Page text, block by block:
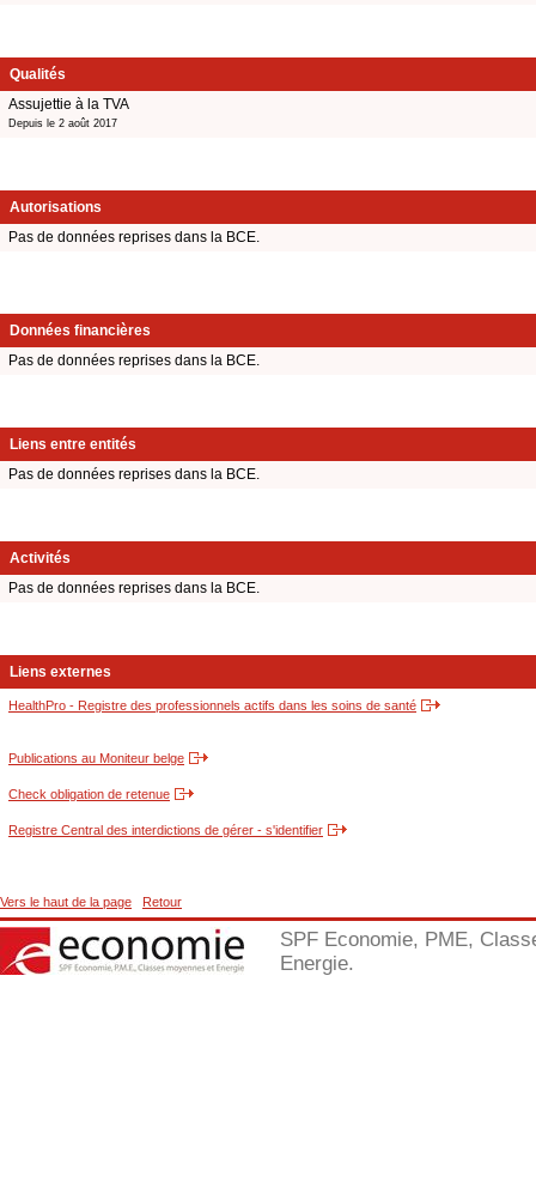
Qualités
Assujettie à la TVA
Depuis le 2 août 2017
Autorisations
Pas de données reprises dans la BCE.
Données financières
Pas de données reprises dans la BCE.
Liens entre entités
Pas de données reprises dans la BCE.
Activités
Pas de données reprises dans la BCE.
Liens externes
HealthPro - Registre des professionnels actifs dans les soins de santé
Publications au Moniteur belge
Check obligation de retenue
Registre Central des interdictions de gérer - s'identifier
Vers le haut de la page Retour
SPF Economie, PME,
Energie.